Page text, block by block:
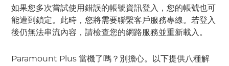
如果您多次嘗試使用錯誤的帳號資訊登入，您的帳號也可
能遭到鎖定。此時，您將需要聯繫客戶服務專線。若登入
後仍無法串流內容，請檢查您的網路服務並重新載入。
Paramount Plus 當機了嗎？別擔心。以下提供八種解